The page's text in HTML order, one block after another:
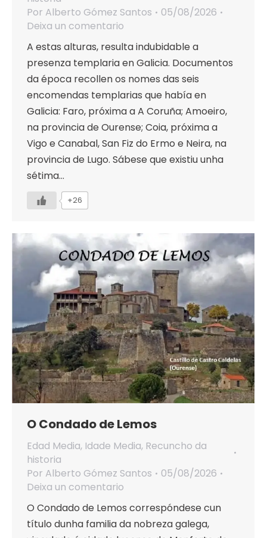
Por Alberto Gómez Santos
05/08/2026
Deixa un comentario
A estas alturas, resulta indubidable a
presenza templaria en Galicia. Documentos
da época recollen os nomes das seis
encomendas templarias que había en
Galicia: Faro, próxima a A Coruña; Amoeiro,
na provincia de Ourense; Coia, próxima a
Vigo e Canabal, San Fiz do Ermo e Neira, na
provincia de Lugo. Sábese que existiu unha
sétima…
+26
O Condado de Lemos
Edad Media, Idade Media, Recuncho da
historia
Por Alberto Gómez Santos
05/08/2026
Deixa un comentario
O Condado de Lemos correspóndese cun
título dunha familia da nobreza galega,